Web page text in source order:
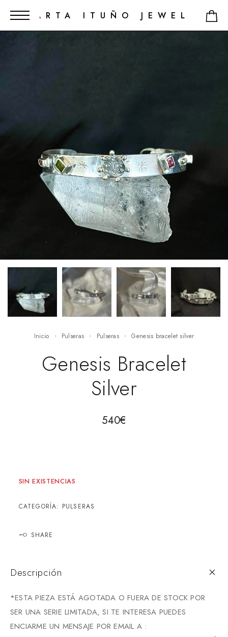
MARTA ITUÑO JEWELRY
Inicio Pulseras Pulseras Genesis bracelet silver
Genesis Bracelet
Silver
540€
SIN EXISTENCIAS
CATEGORÍA: PULSERAS
SHARE
Descripción
*ESTA PIEZA ESTÁ AGOTADA O FUERA DE STOCK POR
SER UNA SERIE LIMITADA, SI TE INTERESA PUEDES
ENCIARME UN MENSAJE POR EMAIL A :